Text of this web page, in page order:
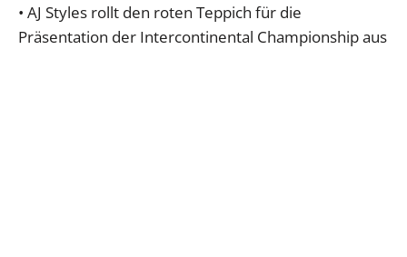
• AJ Styles rollt den roten Teppich für die
Präsentation der Intercontinental Championship aus